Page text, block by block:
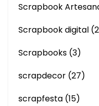
Scrapbook
Scrapbook digital
Scrapbooks (3)
scrapdecor (27)
scrapfesta (15)